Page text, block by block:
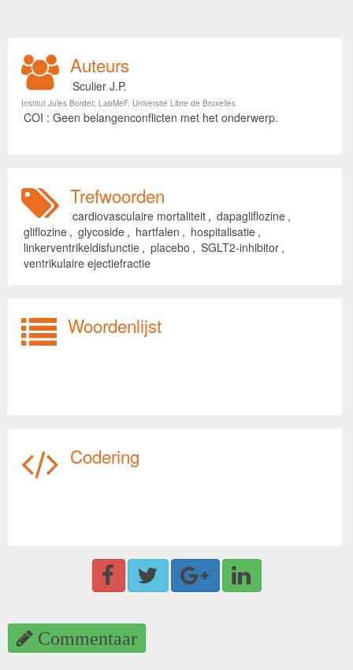
Auteurs
Sculier J.P.
Institut Jules Bordet; LabMeF, Université Libre de Bruxelles
COI : Geen belangenconflicten met het onderwerp.
Trefwoorden
cardiovasculaire mortaliteit , dapagliflozine ,
gliflozine , glycoside , hartfalen , hospitalisatie ,
linkerventrikeldisfunctie , placebo , SGLT2-inhibitor ,
ventrikulaire ejectiefractie
Woordenlijst
Codering
Commentaar